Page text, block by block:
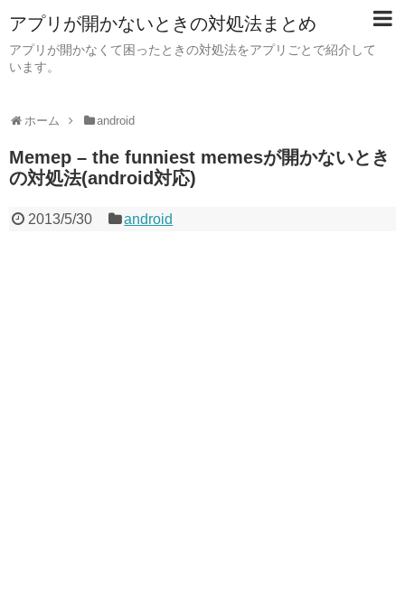
アプリが開かないときの対処法まとめ
アプリが開かなくて困ったときの対処法をアプリごとで紹介して
います。
ホーム android
Memep – the funniest memesが開かないとき
の対処法(android対応)
2013/5/30 android